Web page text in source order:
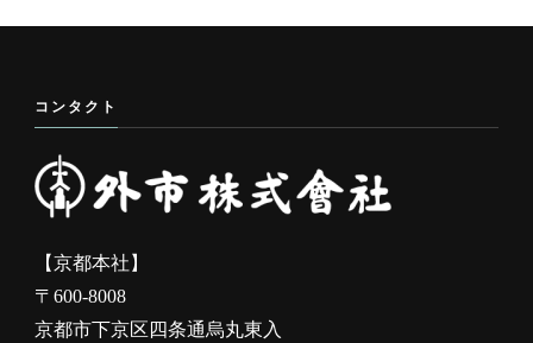
コンタクト
【京都本社】
〒600-8008
京都市下京区四条通烏丸東入